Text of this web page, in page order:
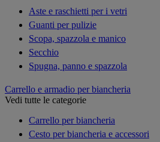
Aste e raschietti per i vetri
Guanti per pulizie
Scopa, spazzola e manico
Secchio
Spugna, panno e spazzola
Carrello e armadio per biancheria
Vedi tutte le categorie
Carrello per biancheria
Cesto per biancheria e accessori